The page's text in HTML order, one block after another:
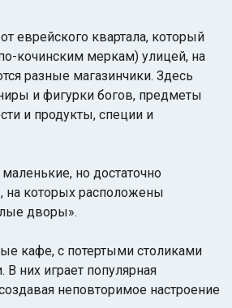
еврейского квартала, который
кочинским меркам) улицей, на
разные магазинчики. Здесь
и фигурки богов, предметы
и продукты, специи и
но достаточно
которых расположены
дворы».
кафе, с потертыми столиками
В них играет популярная
неповторимое настроение